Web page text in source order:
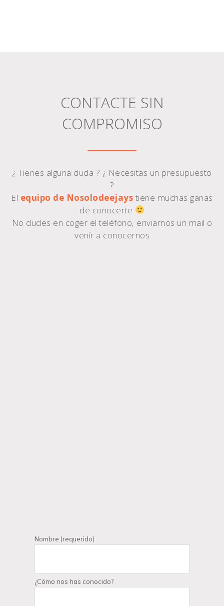
CONTACTE SIN
COMPROMISO
¿ Tienes alguna duda ? ¿ Necesitas un presupuesto
?
El equipo de Nosolodeejays tiene muchas ganas
de conocerte
No dudes en coger el teléfono, enviarnos un mail o
venir a conocernos
Nombre (requerido)
¿Cómo nos has conocido?